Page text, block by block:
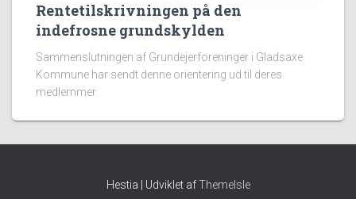
Rentetilskrivningen på den
indefrosne grundskylden
Sammenslutningen af Grundejerforeninger i Gladsaxe
Kommune har sendt denne orientering ud til deres
medlemmer:
Hestia | Udviklet afThemeIsle